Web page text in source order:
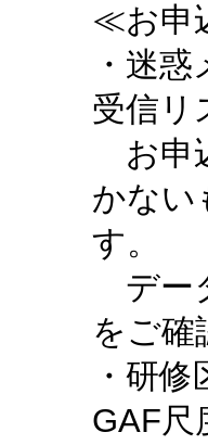
≪お申
・迷
受信リ
お申
かない
す。
デー
をご確
・研
GAF尺